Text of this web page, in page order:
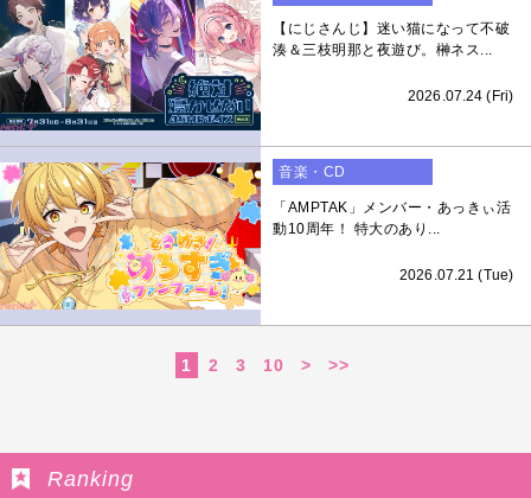
【にじさんじ】迷い猫になって不破
湊＆三枝明那と夜遊び。榊ネス...
2026.07.24 (Fri)
音楽・CD
「AMPTAK」メンバー・あっきぃ活
動10周年！ 特大のあり...
2026.07.21 (Tue)
1 2 3 10 > >>
Ranking